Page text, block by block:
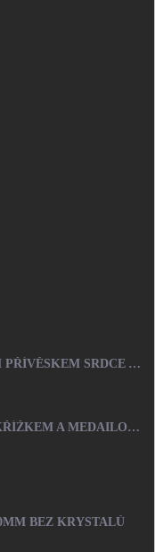
ŠŇŮRKOVÝ NÁRAMEK SE STŘÍBRNÝM PŘÍVĚSKEM SRDCE A KRYSTALY SWAROVSKI CRYSTAL (STŘÍBRO 925/1000)
OCELOVÝ NÁHRDELNÍK RŮŽENEC S KŘÍŽKEM A MEDAILONEM
BEZ KRYSTALŮ